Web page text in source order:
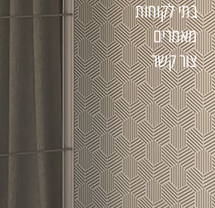
בתי לקוחות
מאמרים
צור קשר